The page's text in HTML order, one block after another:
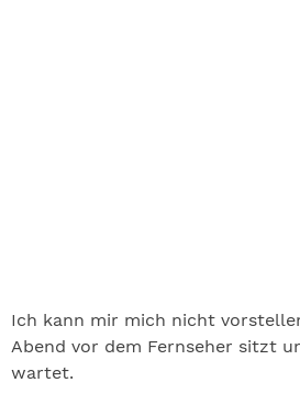
Ich kann mir mich nicht
Abend vor dem Fernseher sitzt
wartet.